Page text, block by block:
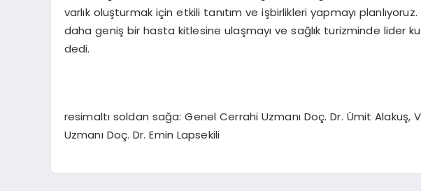
varlık oluşturmak için etkili tanıtım ve işbirlikleri yapmayı
daha geniş bir hasta kitlesine ulaşmayı ve sağlık turizminde lider
dedi.
resimaltı soldan sağa: Genel Cerrahi Uzmanı Doç. Dr. Ümit Alakuş,
Uzmanı Doç. Dr. Emin Lapsekili